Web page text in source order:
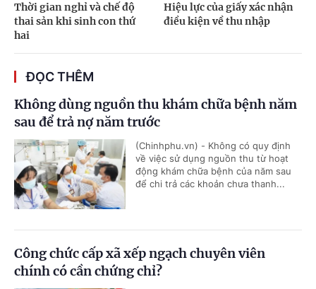
Thời gian nghỉ và chế độ
thai sản khi sinh con thứ
hai
Hiệu lực của giấy xác nhận
điều kiện về thu nhập
ĐỌC THÊM
Không dùng nguồn thu khám chữa bệnh năm
sau để trả nợ năm trước
(Chinhphu.vn) - Không có quy định
về việc sử dụng nguồn thu từ hoạt
động khám chữa bệnh của năm sau
để chi trả các khoản chưa thanh...
Công chức cấp xã xếp ngạch chuyên viên
chính có cần chứng chỉ?